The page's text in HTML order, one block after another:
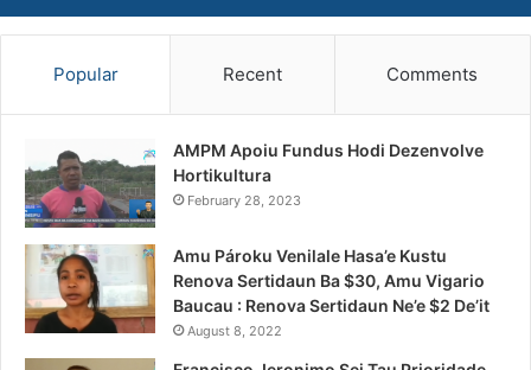
Popular Recent Comments
AMPM Apoiu Fundus Hodi Dezenvolve
Hortikultura
February 28, 2023
Amu Pároku Venilale Hasa’e Kustu
Renova Sertidaun Ba $30, Amu Vigario
Baucau : Renova Sertidaun Ne’e $2 De’it
August 8, 2022